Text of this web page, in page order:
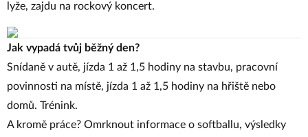
lyže, zajdu na rockový koncert.
Jak vypadá tvůj běžný den?
Snídaně v autě, jízda 1 až 1,5 hodiny na stavbu, pracovní
povinnosti na místě, jízda 1 až 1,5 hodiny na hřiště nebo
domů. Trénink.
A kromě práce? Omrknout informace o softballu, výsledky